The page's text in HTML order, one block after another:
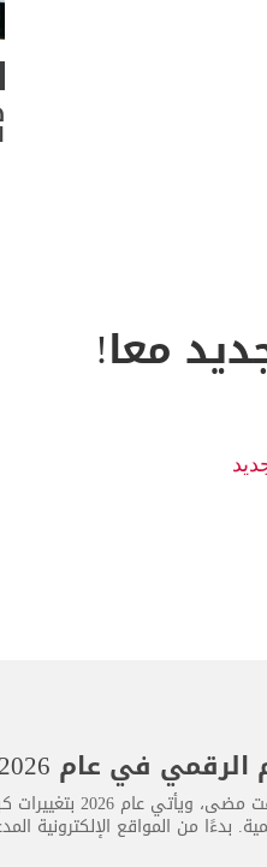
معا!
تشهد التكنولوجيا
بدءًا من المواقع الإلكترونية